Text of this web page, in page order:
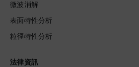
微波消解
表面特性分析
粒徑特性分析
法律資訊